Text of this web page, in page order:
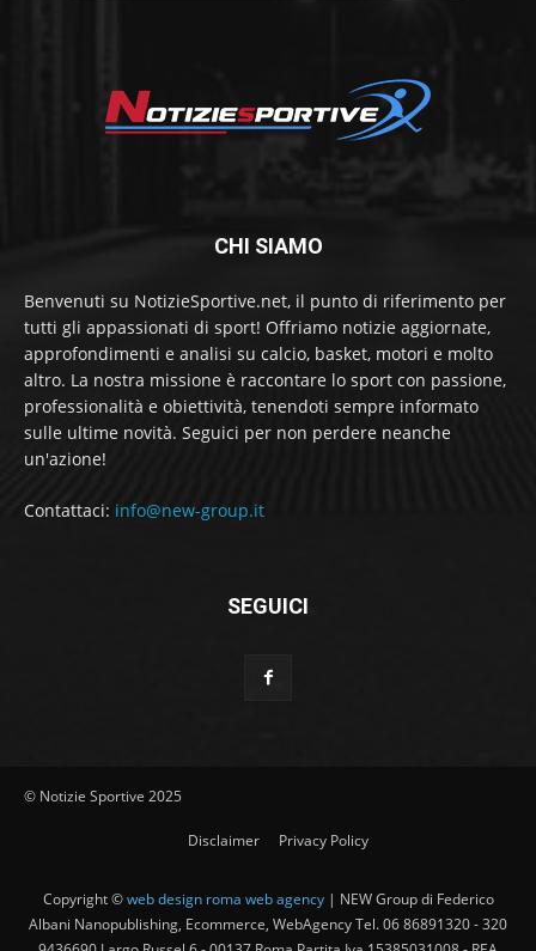
CHI SIAMO
Benvenuti su NotizieSportive.net, il punto di riferimento per
tutti gli appassionati di sport! Offriamo notizie aggiornate,
approfondimenti e analisi su calcio, basket, motori e molto
altro. La nostra missione è raccontare lo sport con passione,
professionalità e obiettività, tenendoti sempre informato
sulle ultime novità. Seguici per non perdere neanche
un'azione!
Contattaci: info@new-group.it
SEGUICI
© Notizie Sportive 2025
Disclaimer Privacy Policy
Copyright ©web design roma web agency| NEW Group di Federico
Albani Nanopublishing, Ecommerce, WebAgency Tel. 06 86891320 - 320